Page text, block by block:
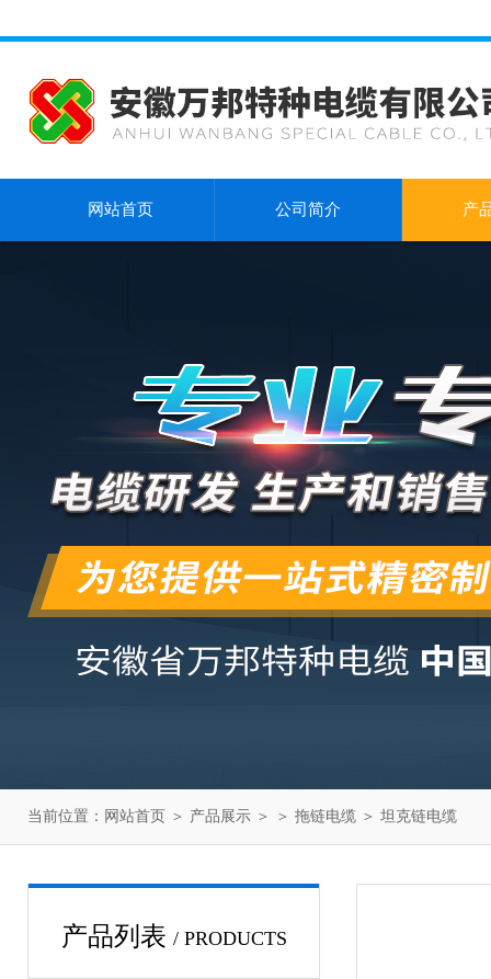
网站首页 公司简介 产
当前位置： 网站首页 ＞ 产品展示 ＞ ＞ 拖链电缆 ＞ 坦克链电缆
产品列表 / PRODUCTS